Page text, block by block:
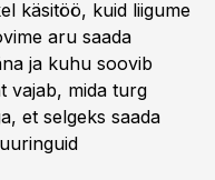
käsitöö, kuid liigume
aru saada
ja kuhu soovib
vajab, mida turg
et selgeks saada